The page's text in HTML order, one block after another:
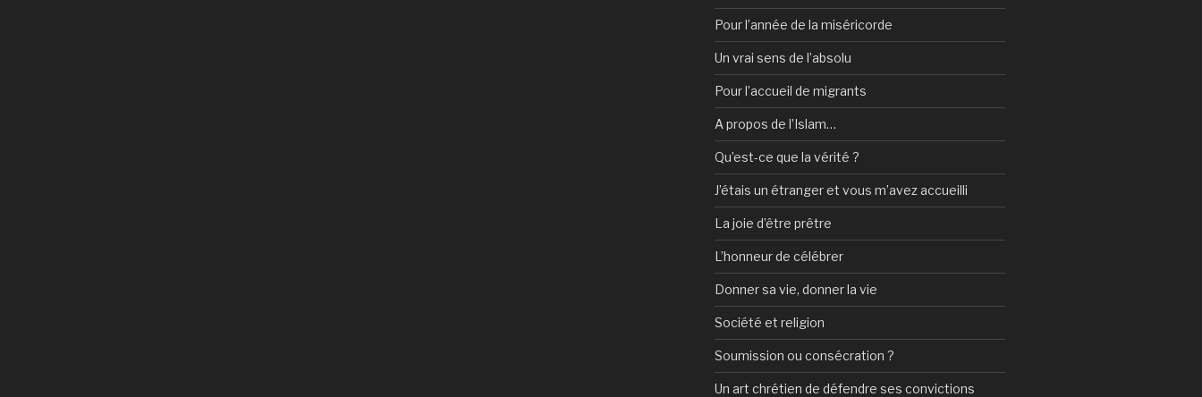
Pour l’année de la miséricorde
Un vrai sens de l’absolu
Pour l’accueil de migrants
A propos de l’Islam…
Qu’est-ce que la vérité ?
J’étais un étranger et vous m’avez accueilli
La joie d’être prêtre
L’honneur de célébrer
Donner sa vie, donner la vie
Société et religion
Soumission ou consécration ?
Un art chrétien de défendre ses convictions